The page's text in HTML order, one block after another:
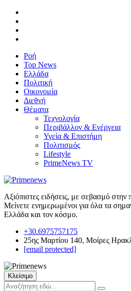
Ροή
Top News
Ελλάδα
Πολιτική
Οικονομία
Διεθνή
Θέματα
Τεχνολογία
Περιβάλλον & Ενέργεια
Υγεία & Επιστήμη
Πολιτισμός
Lifestyle
PrimeNews TV
Αξιόπιστες ειδήσεις, με σεβασμό στην
Μείνετε ενημερωμένοι για όλα τα
Ελλάδα και τον κόσμο.
+30.6975757175
25ης Μαρτίου 140, Μοίρες
[email protected]
Κλείσιμο